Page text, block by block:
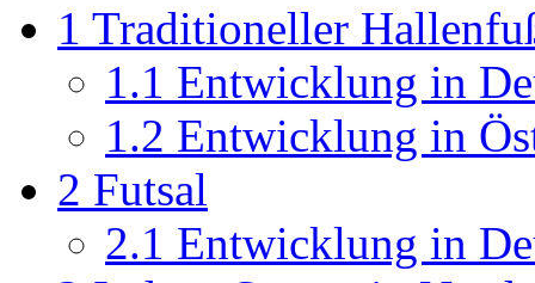
1 Traditioneller
1.1 Entwicklung in
1.2 Entwicklung in
2 Futsal
2.1 Entwicklung in